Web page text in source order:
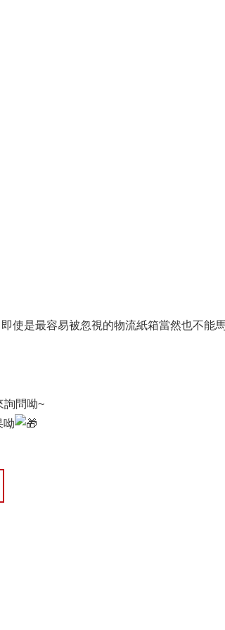
使是最容易被忽視的物流紙箱當然也不能
詢問呦~
呦